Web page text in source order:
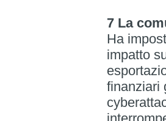
7 La
Ha
impatto
finanziari